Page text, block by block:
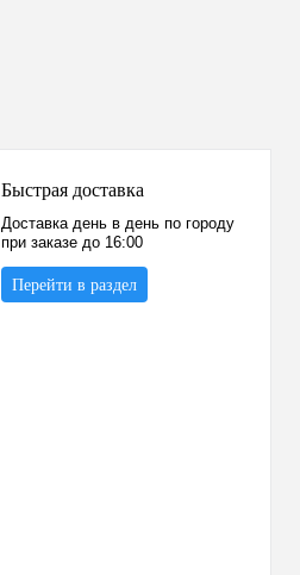
Быстрая доставка
Доставка день в день по городу
при заказе до 16:00
Перейти в раздел